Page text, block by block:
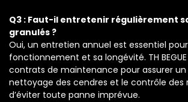
Q3 : Faut-il entretenir régulièrement
granulés ?
Oui, un entretien annuel est essentiel
fonctionnement et sa longévité. TH
contrats de maintenance pour assurer un
nettoyage des cendres et le contrôle des
d’éviter toute panne imprévue.